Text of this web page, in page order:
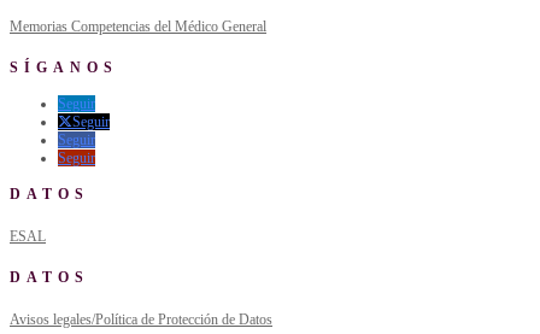
Memorias Competencias del Médico General
SÍGANOS
Seguir
Seguir
Seguir
Seguir
DATOS
ESAL
DATOS
Avisos legales/Política de Protección de Datos